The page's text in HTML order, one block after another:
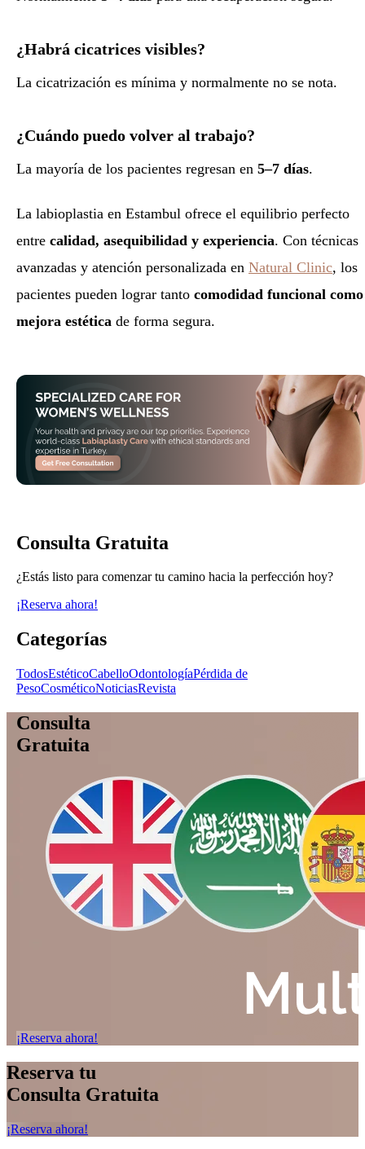
¿Habrá cicatrices visibles?
La cicatrización es mínima y normalmente no se nota.
¿Cuándo puedo volver al trabajo?
La mayoría de los pacientes regresan en 5–7 días.
La labioplastia en Estambul ofrece el equilibrio perfecto
entre calidad, asequibilidad y experiencia. Con técnicas
avanzadas y atención personalizada en Natural Clinic, los
pacientes pueden lograr tanto comodidad funcional como
mejora estética de forma segura.
Consulta Gratuita
¿Estás listo para comenzar tu camino hacia la perfección hoy?
¡Reserva ahora!
Categorías
TodosEstéticoCabelloOdontologíaPérdida de
PesoCosméticoNoticiasRevista
Consulta
Gratuita
¡Reserva ahora!
Reserva tu
Consulta Gratuita
¡Reserva ahora!